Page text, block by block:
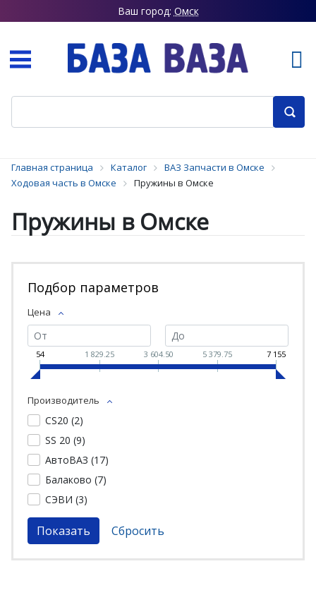
Ваш город: Омск
Главная страница Каталог
ВАЗ Запчасти в Омске
Ходовая часть в Омске
Пружины в Омске
Пружины в Омске
Подбор параметров
Цена
54 1 829.25 3 604.50 5 379.75 7 155
Производитель
CS20 (2)
SS 20 (9)
АвтоВАЗ (17)
Балаково (7)
СЭВИ (3)